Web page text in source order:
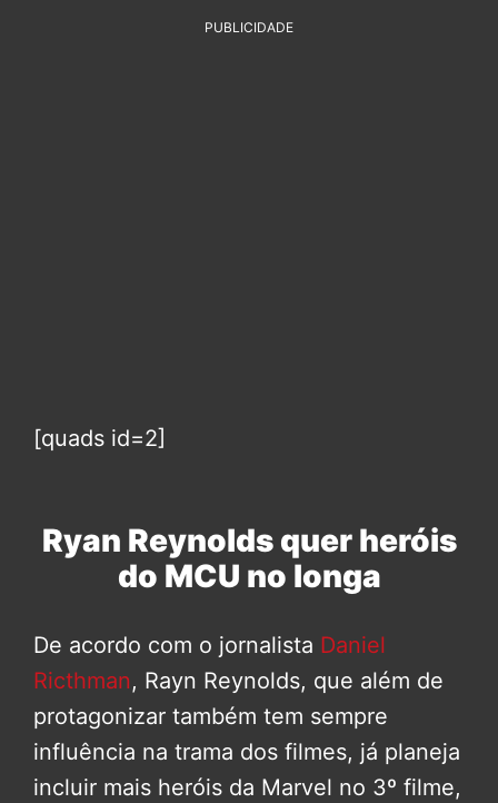
PUBLICIDADE
[quads id=2]
Ryan Reynolds quer heróis
do MCU no longa
De acordo com o jornalista Daniel
Ricthman, Rayn Reynolds, que além de
protagonizar também tem sempre
influência na trama dos filmes, já planeja
incluir mais heróis da Marvel no 3º filme,